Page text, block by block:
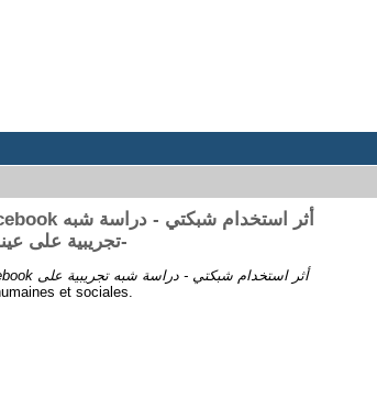
تجريبية على عينة من طالبات جامعة محمد خيضر بسكرة-
et sociales.